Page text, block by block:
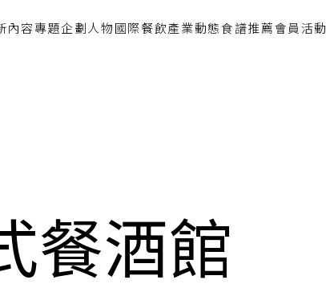
內容 專題企劃 人物 國際餐飲產業動態 食譜推薦 會員活動
餐酒館